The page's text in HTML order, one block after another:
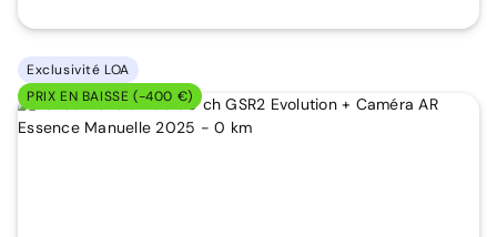
Exclusivité LOA
PRIX EN BAISSE (-400 €)